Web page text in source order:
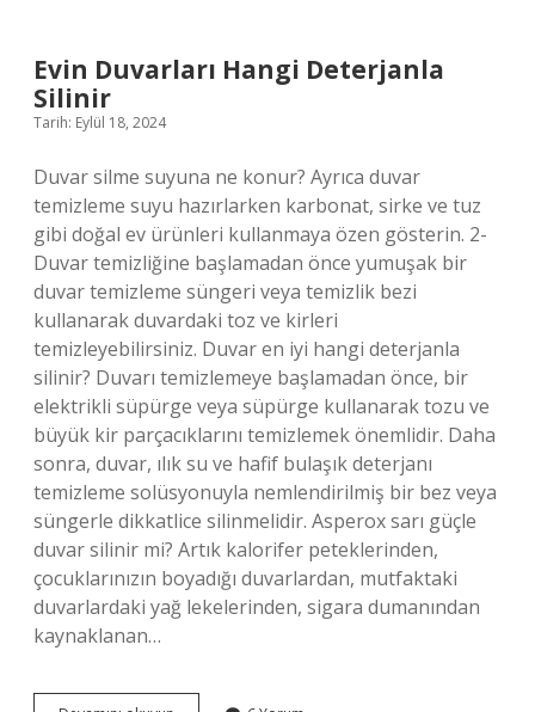
Evin Duvarları Hangi Deterjanla
Silinir
Tarih: Eylül 18, 2024
Duvar silme suyuna ne konur? Ayrıca duvar
temizleme suyu hazırlarken karbonat, sirke ve tuz
gibi doğal ev ürünleri kullanmaya özen gösterin. 2-
Duvar temizliğine başlamadan önce yumuşak bir
duvar temizleme süngeri veya temizlik bezi
kullanarak duvardaki toz ve kirleri
temizleyebilirsiniz. Duvar en iyi hangi deterjanla
silinir? Duvarı temizlemeye başlamadan önce, bir
elektrikli süpürge veya süpürge kullanarak tozu ve
büyük kir parçacıklarını temizlemek önemlidir. Daha
sonra, duvar, ılık su ve hafif bulaşık deterjanı
temizleme solüsyonuyla nemlendirilmiş bir bez veya
süngerle dikkatlice silinmelidir. Asperox sarı güçle
duvar silinir mi? Artık kalorifer peteklerinden,
çocuklarınızın boyadığı duvarlardan, mutfaktaki
duvarlardaki yağ lekelerinden, sigara dumanından
kaynaklanan…